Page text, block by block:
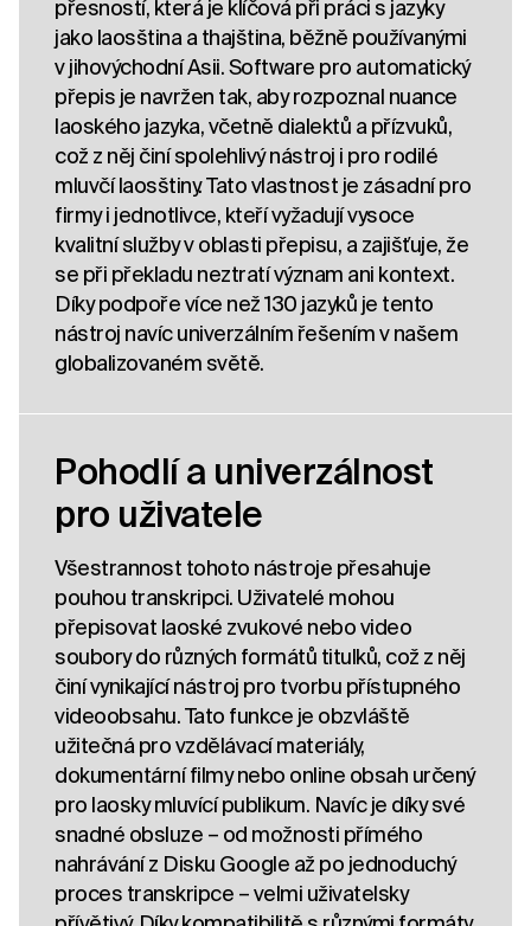
přesností, která je klíčová při práci s jazyky
jako laosština a thajština, běžně používanými
v jihovýchodní Asii. Software pro automatický
přepis je navržen tak, aby rozpoznal nuance
laoského jazyka, včetně dialektů a přízvuků,
což z něj činí spolehlivý nástroj i pro rodilé
mluvčí laosštiny. Tato vlastnost je zásadní pro
firmy i jednotlivce, kteří vyžadují vysoce
kvalitní služby v oblasti přepisu, a zajišťuje, že
se při překladu neztratí význam ani kontext.
Díky podpoře více než 130 jazyků je tento
nástroj navíc univerzálním řešením v našem
globalizovaném světě.
Pohodlí a univerzálnost
pro uživatele
Všestrannost tohoto nástroje přesahuje
pouhou transkripci. Uživatelé mohou
přepisovat laoské zvukové nebo video
soubory do různých formátů titulků, což z něj
činí vynikající nástroj pro tvorbu přístupného
videoobsahu. Tato funkce je obzvláště
užitečná pro vzdělávací materiály,
dokumentární filmy nebo online obsah určený
pro laosky mluvící publikum. Navíc je díky své
snadné obsluze – od možnosti přímého
nahrávání z Disku Google až po jednoduchý
proces transkripce – velmi uživatelsky